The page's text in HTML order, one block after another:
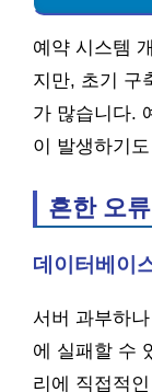
예약 시스템
지만, 초기 구
가 많습니다.
이 발생하기
흔한 오
데이터베이
서버 과부하
에 실패할 수
리에 직접적